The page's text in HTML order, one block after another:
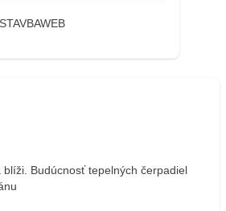
blíži. Budúcnosť tepelných čerpadiel